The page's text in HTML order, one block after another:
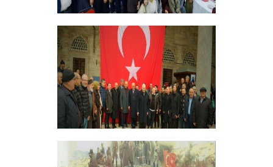
ERZİNCANLILAR EKEV’İN
GELENEKSEL İFTAR YEMEĞİNDE
BULUŞTU
+
GELENEKSEL ŞEHİTLERİMİZİ ANMA
PROGRAMI DÜZENLEDİK